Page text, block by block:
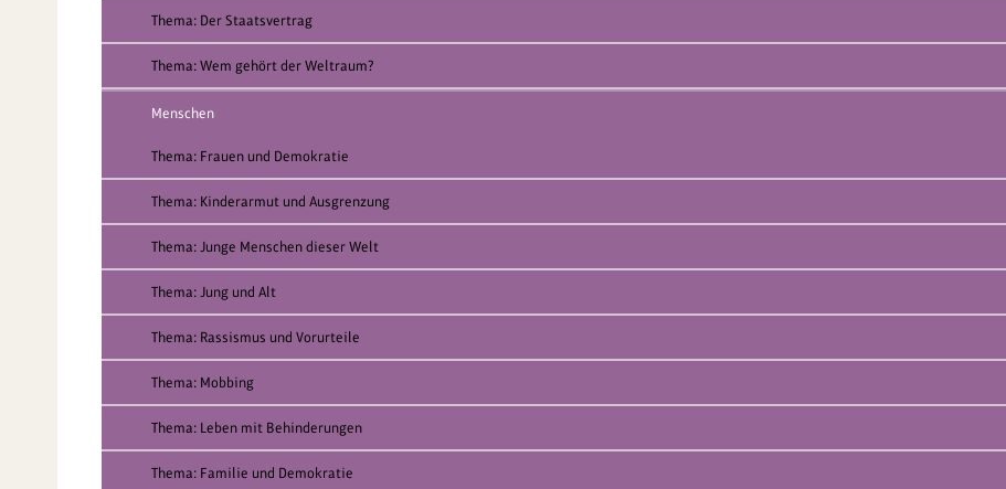
Thema: Der Staatsvertrag
Thema: Wem gehört der Weltraum?
Menschen
Thema: Frauen und Demokratie
Thema: Kinderarmut und Ausgrenzung
Thema: Junge Menschen dieser Welt
Thema: Jung und Alt
Thema: Rassismus und Vorurteile
Thema: Mobbing
Thema: Leben mit Behinderungen
Thema: Familie und Demokratie